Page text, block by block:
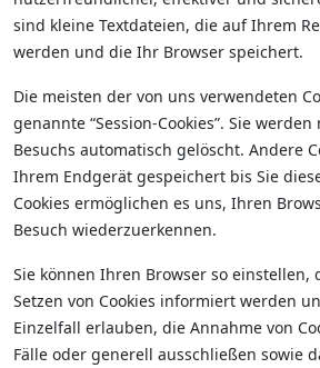
sind kleine Textdateien, die auf Ihrem
werden und die Ihr Browser speichert.
Die meisten der von uns verwendeten
genannte “Session-Cookies”. Sie
Besuchs automatisch gelöscht. Andere
Ihrem Endgerät gespeichert bis Sie
Cookies ermöglichen es uns, Ihren
Besuch wiederzuerkennen.
Sie können Ihren Browser so einstellen,
Setzen von Cookies informiert werden
Einzelfall erlauben, die Annahme von
Fälle oder generell ausschließen sowie